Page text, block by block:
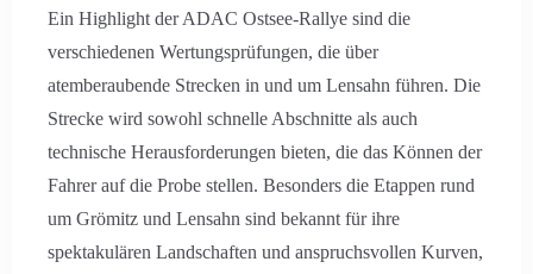
Ein Highlight der ADAC Ostsee-Rallye sind die
verschiedenen Wertungsprüfungen, die über
atemberaubende Strecken in und um Lensahn führen. Die
Strecke wird sowohl schnelle Abschnitte als auch
technische Herausforderungen bieten, die das Können der
Fahrer auf die Probe stellen. Besonders die Etappen rund
um Grömitz und Lensahn sind bekannt für ihre
spektakulären Landschaften und anspruchsvollen Kurven,